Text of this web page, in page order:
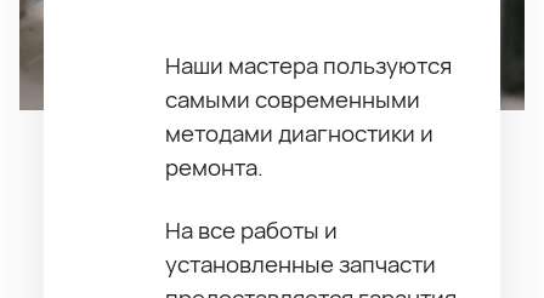
Наши мастера пользуются
самыми современными
методами диагностики и
ремонта.
На все работы и
установленные запчасти